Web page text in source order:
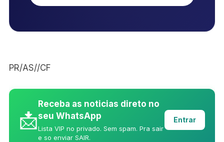
PR/AS//CF
📩
Receba as noticias direto no
seu WhatsApp
Lista VIP no privado. Sem spam. Pra sair
e so enviar SAIR.
Entrar